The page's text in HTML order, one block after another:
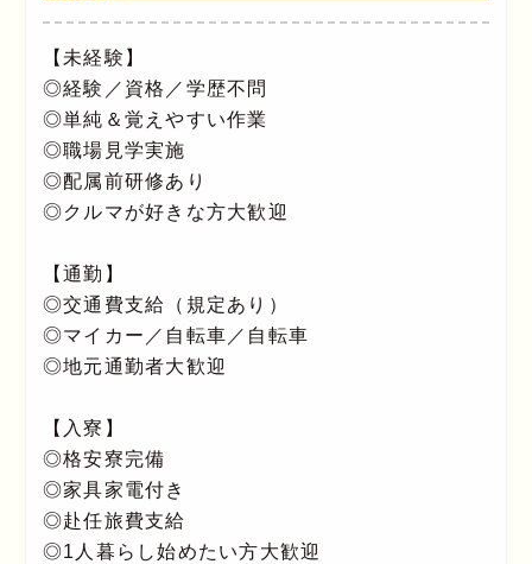
【未経験】
◎経験／資格／学歴不問
◎単純＆覚えやすい作業
◎職場見学実施
◎配属前研修あり
◎クルマが好きな方大歓迎
【通勤】
◎交通費支給（規定あり）
◎マイカー／自転車／自転車
◎地元通勤者大歓迎
【入寮】
◎格安寮完備
◎家具家電付き
◎赴任旅費支給
◎1人暮らし始めたい方大歓迎